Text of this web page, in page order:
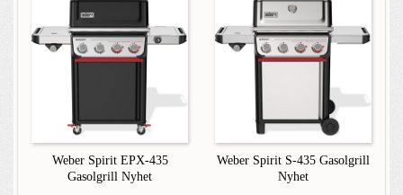
Weber Spirit EPX-435
Gasolgrill Nyhet
Weber Spirit S-435 Gasolgrill
Nyhet